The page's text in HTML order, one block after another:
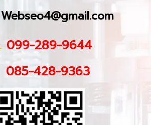
099-289-9644
428-9363